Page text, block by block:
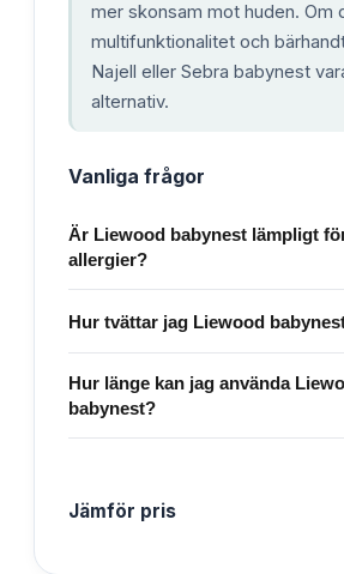
mer skonsam mot huden. Om
multifunktionalitet och
Najell eller Sebra babynest
alternativ.
Vanliga frågor
Är Liewood babynest lämpligt
allergier?
Hur tvättar jag Liewood
Hur länge kan jag använda
babynest?
Jämför pris